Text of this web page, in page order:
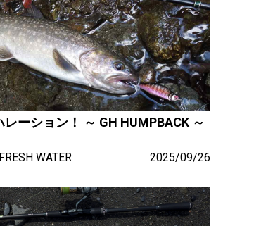
ーション！ ～ GH HUMPBACK ～
FRESH WATER 2025/09/26